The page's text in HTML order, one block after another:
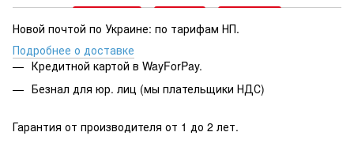
Новой почтой по Украине: по тарифам НП.
Подробнее о доставке
Кредитной картой в WayForPay.
Безнал для юр. лиц (мы плательщики НДС)
Гарантия от производителя от 1 до 2 лет.